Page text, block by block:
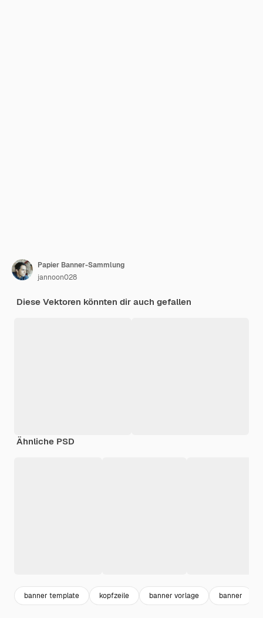
Papier Banner-Sammlung
jannoon028
Diese Vektoren könnten dir auch gefallen
Ähnliche PSD
banner template kopfzeile banner vorlage banner